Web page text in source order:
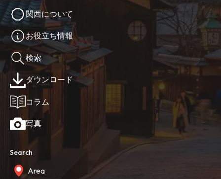
関西について
お役立ち情報
検索
ダウンロード
コラム
写真
Search
Area